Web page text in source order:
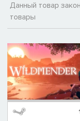
Данный товар
товары